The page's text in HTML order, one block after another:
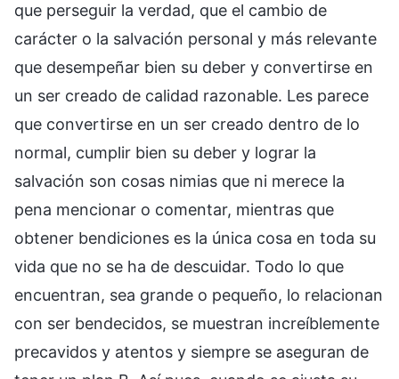
que perseguir la verdad, que el cambio de
carácter o la salvación personal y más relevante
que desempeñar bien su deber y convertirse en
un ser creado de calidad razonable. Les parece
que convertirse en un ser creado dentro de lo
normal, cumplir bien su deber y lograr la
salvación son cosas nimias que ni merece la
pena mencionar o comentar, mientras que
obtener bendiciones es la única cosa en toda su
vida que no se ha de descuidar. Todo lo que
encuentran, sea grande o pequeño, lo relacionan
con ser bendecidos, se muestran increíblemente
precavidos y atentos y siempre se aseguran de